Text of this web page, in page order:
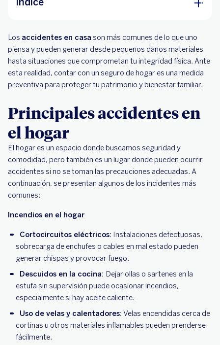
Impacto económico de los accidentes en un
hogar
Beneficios de contratar un seguro para tu
hogar
Los accidentes en casa son más comunes de lo que uno
piensa y pueden generar desde pequeños daños materiales
hasta situaciones que comprometan tu integridad física. Ante
esta realidad, contar con un seguro de hogar es una medida
preventiva para proteger tu patrimonio y bienestar familiar.
Principales accidentes en
el hogar
El hogar es un espacio donde buscamos seguridad y
comodidad, pero también es un lugar donde pueden ocurrir
accidentes si no se toman las precauciones adecuadas. A
continuación, se presentan algunos de los incidentes más
comunes:
Incendios en el hogar
Cortocircuitos eléctricos: Instalaciones defectuosas,
sobrecarga de enchufes o cables en mal estado pueden
generar chispas y provocar fuego.
Descuidos en la cocina: Dejar ollas o sartenes en la
estufa sin supervisión puede ocasionar incendios,
especialmente si hay aceite caliente.
Uso de velas y calentadores: Velas encendidas cerca de
cortinas u otros materiales inflamables pueden prenderse
fácilmente.